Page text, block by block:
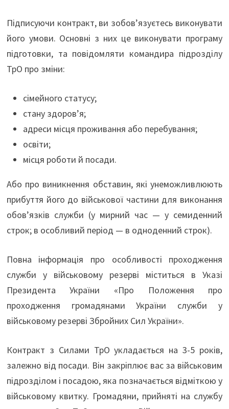
Підписуючи контракт, ви зобов’язуєтесь виконувати
його умови. Основні з них це виконувати програму
підготовки, та повідомляти командира підрозділу
ТрО про зміни:
сімейного статусу;
стану здоров’я;
адреси місця проживання або перебування;
освіти;
місця роботи й посади.
Або про виникнення обставин, які унеможливлюють
прибуття його до військової частини для виконання
обов’язків служби (у мирний час — у семиденний
строк; в особливий період — в одноденний строк).
Повна інформація про особливості проходження
служби у військовому резерві міститься в Указі
Президента України «Про Положення про
проходження громадянами України служби у
військовому резерві Збройних Сил України».
Контракт з Силами ТрО укладається на 3-5 років,
залежно від посади. Він закріплює вас за військовим
підрозділом і посадою, яка позначається відміткою у
військовому квитку. Громадяни, прийняті на службу